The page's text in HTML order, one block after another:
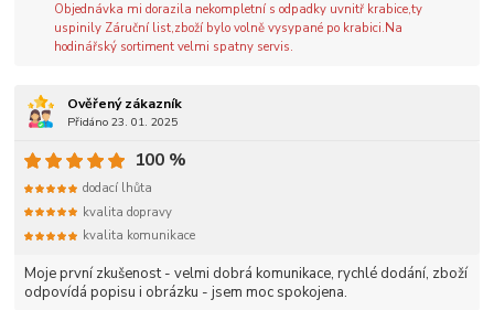
Objednávka mi dorazila nekompletní s odpadky uvnitř krabice,ty
uspinily Záruční list,zboží bylo volně vysypané po krabici.Na
hodinářský sortiment velmi spatny servis.
Ověřený zákazník
Přidáno 23. 01. 2025
Moje první zkušenost - velmi dobrá komunikace, rychlé dodání, zboží
odpovídá popisu i obrázku - jsem moc spokojena.
100 %
dodací lhůta
kvalita dopravy
kvalita komunikace